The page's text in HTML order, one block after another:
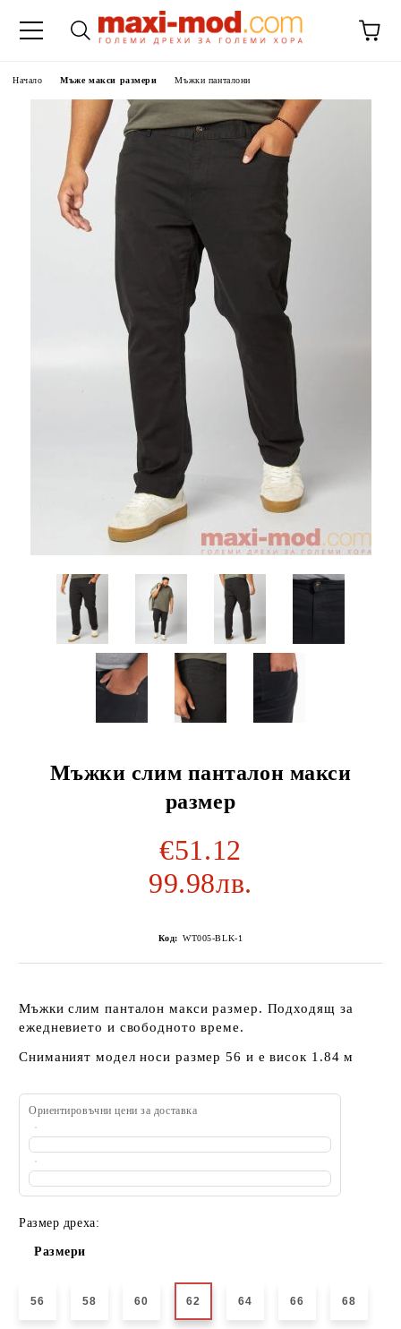
Начало Мъже макси размери Мъжки панталони
Мъжки слим панталон макси
размер
€51.12
99.98лв.
Код: WT005-BLK-1
Мъжки слим панталон макси размер. Подходящ за
ежедневието и свободното време.
Сниманият модел носи размер 56 и е висок 1.84 м
Ориентировъчни цени за доставка
Размер дреха:
Размери
56 58 60 62 64 66 68